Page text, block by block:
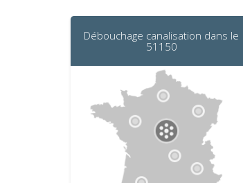
Débouchage canalisation dans le
51150